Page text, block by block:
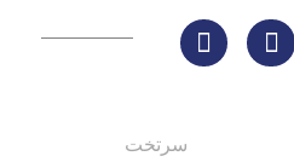
سرتخت